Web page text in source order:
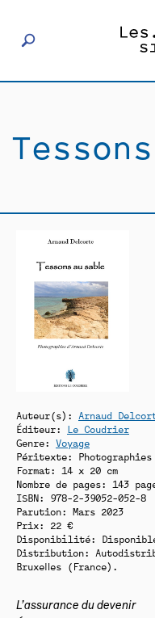
Éditeurs
Rencontres
Auteur(s): Arnaud
Éditeur: Le Coudrier
Genre: Voyage
Péritexte:
Format: 14 x 20 cm
Nombre de pages: 143
ISBN: 978-2-39052-052-8
Parution: Mars 2023
Prix: 22 €
Disponibilité:
Distribution:
Bruxelles (France).
L’assurance du devenir